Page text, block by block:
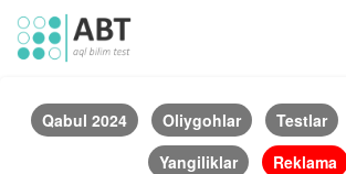
Qabul 2024 Oliygohlar Testlar
Yangiliklar
Reklama